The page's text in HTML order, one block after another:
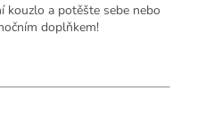
kouzlo a potěšte sebe nebo
doplňkem!